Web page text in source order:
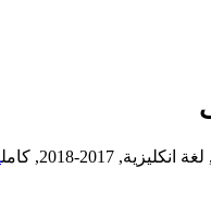
2017-2018, كامل